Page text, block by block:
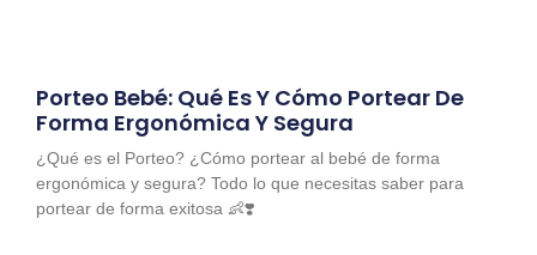
Porteo Bebé: Qué Es Y Cómo Portear De
Forma Ergonómica Y Segura
¿Qué es el Porteo? ¿Cómo portear al bebé de forma
ergonómica y segura? Todo lo que necesitas saber para
portear de forma exitosa 👶❣️